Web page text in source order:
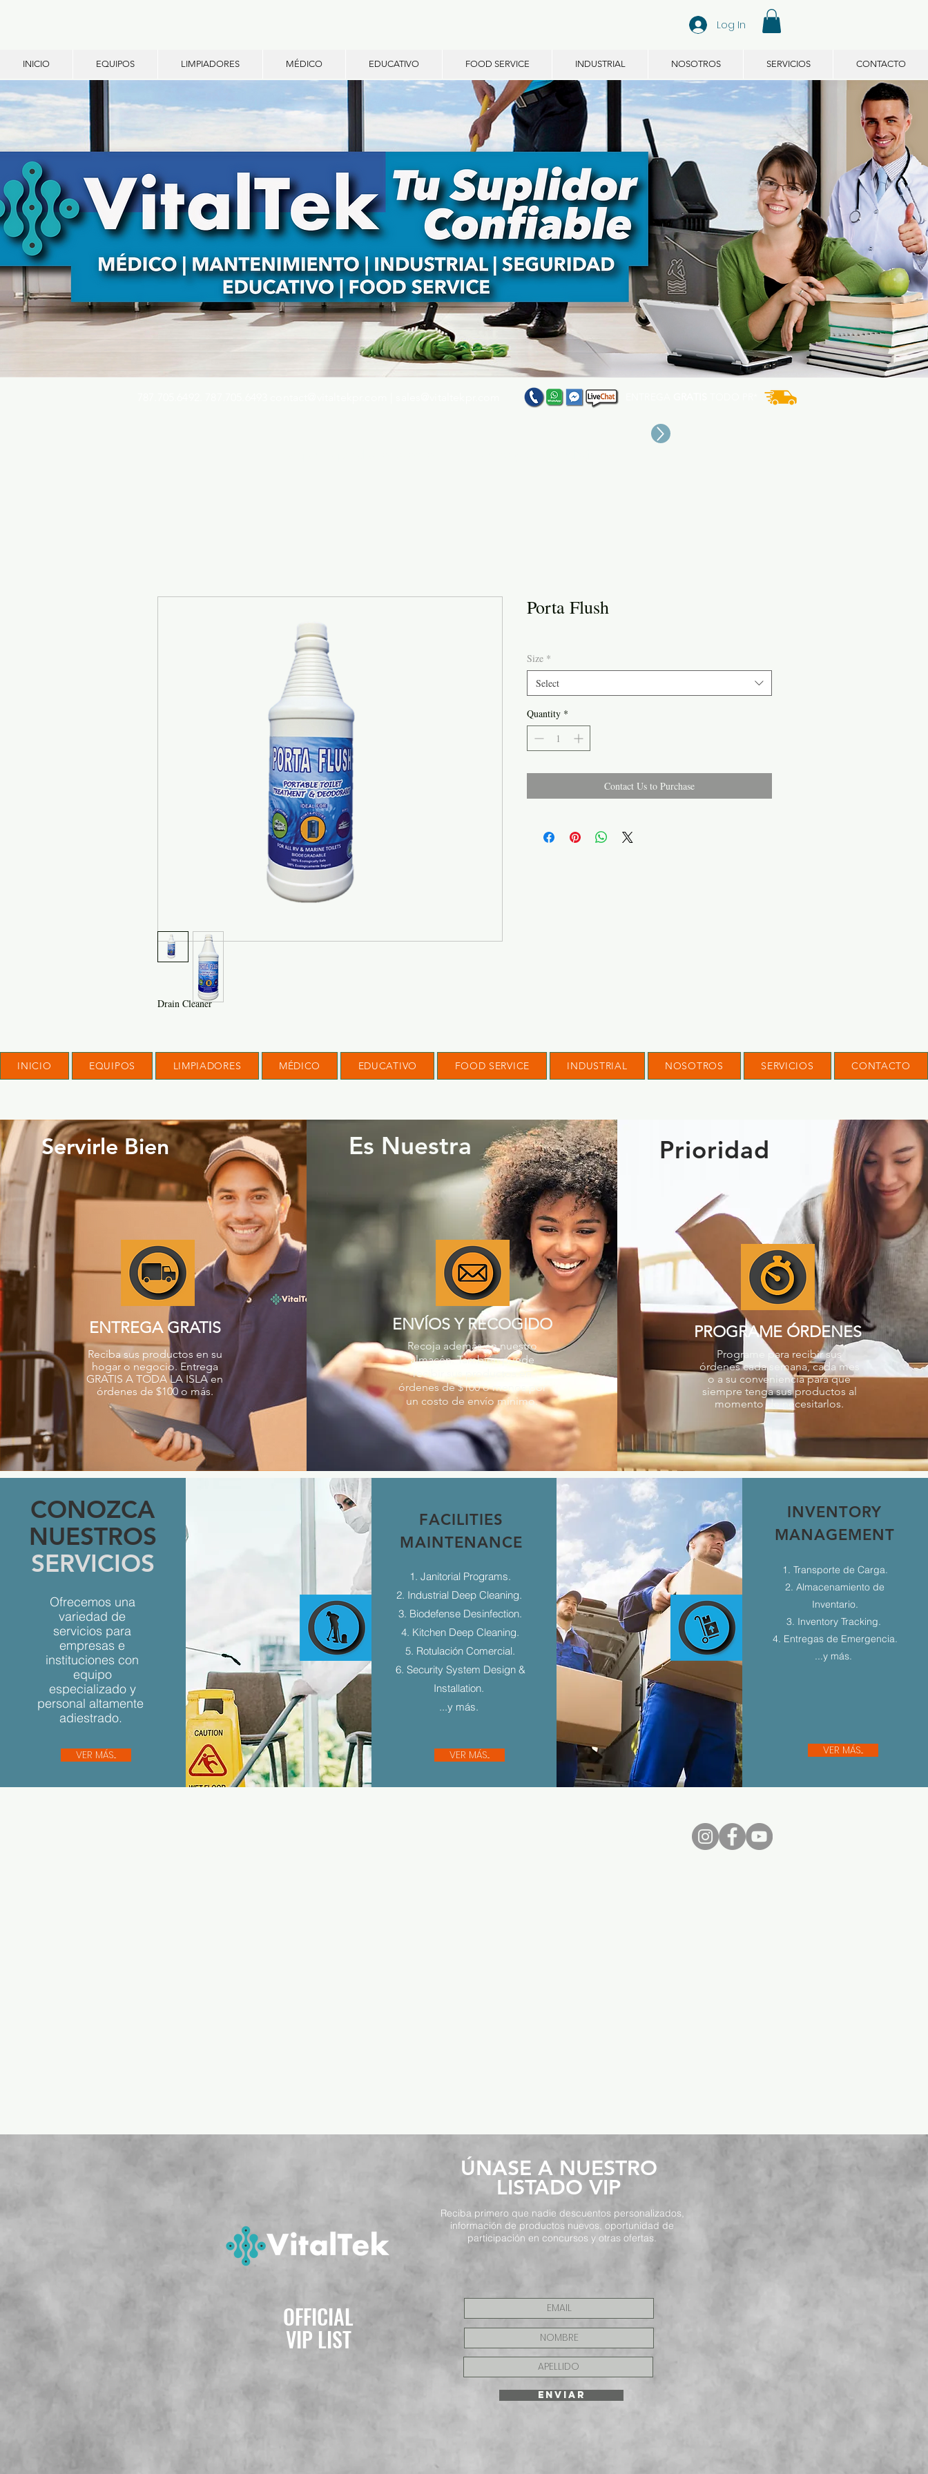
Log In
INICIO EQUIPOS LIMPIADORES MÉDICO EDUCATIVO FOOD SERVICE INDUSTRIAL NOSOTROS SERVICIOS CONTACTO
Drain Cleaner
Porta Flush
Size *
Select
Quantity *
Contact Us to Purchase
INICIO EQUIPOS LIMPIADORES MÉDICO EDUCATIVO FOOD SERVICE INDUSTRIAL NOSOTROS SERVICIOS CONTACTO
Servirle Bien
ENTREGA GRATIS
Reciba sus productos en su
hogar o negocio. Entrega
GRATIS A TODA LA ISLA en
órdenes de $100 o más.
Es Nuestra
ENVÍOS Y RECOGIDO
Recoja además en nuestro
almacén. También puede
recibir sus productos en
órdenes de $100 o menos por
un costo de envío mínimo.
Prioridad
PROGRAME ÓRDENES
Programe para recibir sus
órdenes cada semana, cada mes
o a su conveniencia para que
siempre tenga sus productos al
momento de necesitarlos.
CONOZCA
NUESTROS
SERVICIOS
Ofrecemos una
variedad de
servicios para
empresas e
instituciones con
equipo
especializado y
personal altamente
adiestrado.
VER MÁS...
FACILITIES
MAINTENANCE
1. Janitorial Programs.
2. Industrial Deep Cleaning.
3. Biodefense Desinfection.
4. Kitchen Deep Cleaning.
5. Rotulación Comercial.
6. Security System Design &
Installation.
...y más.
VER MÁS...
INVENTORY
MANAGEMENT
1. Transporte de Carga.
2. Almacenamiento de
Inventario.
3. Inventory Tracking.
4. Entregas de Emergencia.
...y más.
VER MÁS...
​ÚNASE A NUESTRO
LISTADO VIP
Reciba primero que nadie descuentos personalizados,
información de productos nuevos, oportunidad de
participación en concursos y otras ofertas.
OFFICIAL
VIP LIST
ENVIAR